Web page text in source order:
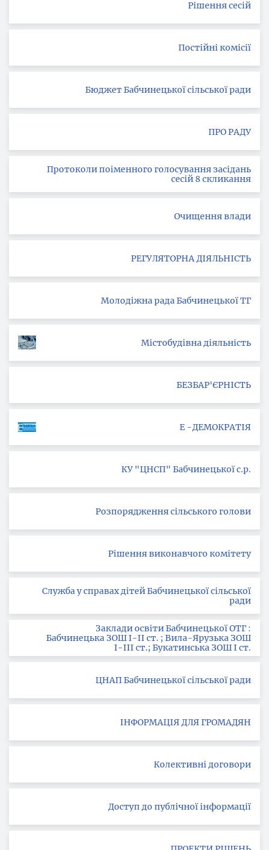
Рішення сесій
Постійні комісії
Бюджет Бабчинецької сільської ради
ПРО РАДУ
Протоколи поіменного голосування засідань
сесій 8 скликання
Очищення влади
РЕГУЛЯТОРНА ДІЯЛЬНІСТЬ
Молодіжна рада Бабчинецької ТГ
Містобудівна діяльність
БЕЗБАР'ЄРНІСТЬ
Е -ДЕМОКРАТІЯ
КУ "ЦНСП" Бабчинецької с.р.
Розпорядження сільського голови
Рішення виконавчого комітету
Служба у справах дітей Бабчинецької сільської
ради
Заклади освіти Бабчинецької ОТГ :
Бабчинецька ЗОШ І-ІІ ст. ; Вила-Ярузька ЗОШ
І-ІІІ ст.; Букатинська ЗОШ І ст.
ЦНАП Бабчинецької сільської ради
ІНФОРМАЦІЯ ДЛЯ ГРОМАДЯН
Колективні договори
Доступ до публічної інформації